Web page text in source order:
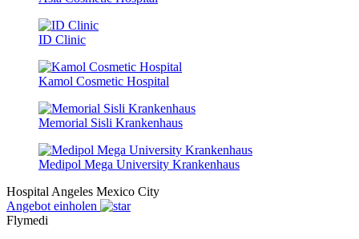
ID Clinic
Kamol Cosmetic Hospital
Memorial Sisli Krankenhaus
Medipol Mega University Krankenhaus
Hospital Angeles Mexico City
Angebot einholen
Flymedi